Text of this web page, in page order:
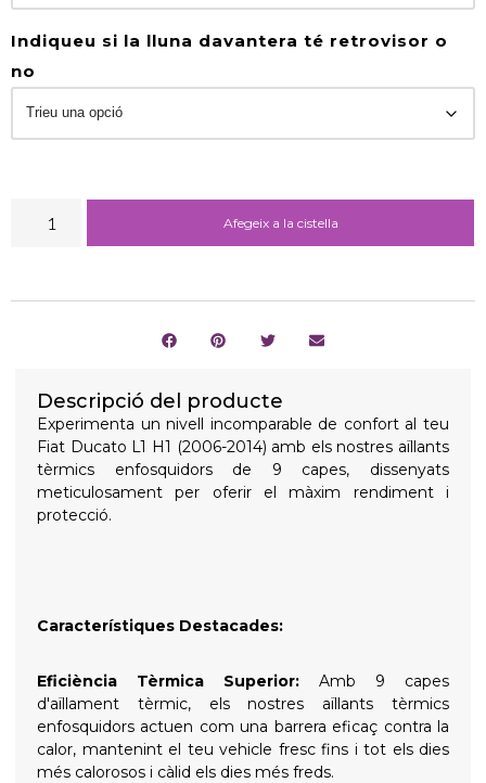
Indiqueu si la lluna davantera té retrovisor o
no
Afegeix a la cistella
Descripció del producte
Experimenta un nivell incomparable de confort al teu
Fiat Ducato L1 H1 (2006-2014) amb els nostres aïllants
tèrmics enfosquidors de 9 capes, dissenyats
meticulosament per oferir el màxim rendiment i
protecció.
Característiques Destacades:
Eficiència Tèrmica Superior: Amb 9 capes
d'aïllament tèrmic, els nostres aïllants tèrmics
enfosquidors actuen com una barrera eficaç contra la
calor, mantenint el teu vehicle fresc fins i tot els dies
més calorosos i càlid els dies més freds.